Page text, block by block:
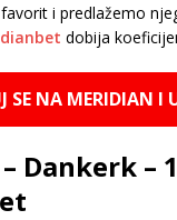
i predlažemo
dobija
SE NA MERIDIAN I
Dankerk –